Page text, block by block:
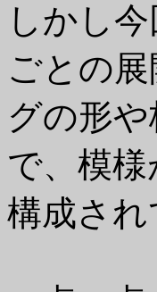
しかし
ごとの
グの形
で、模
構成され